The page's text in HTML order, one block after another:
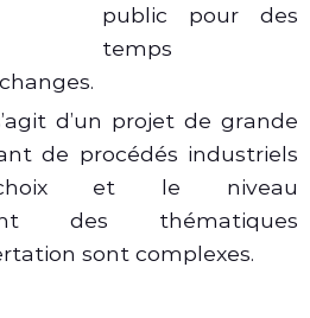
public pour des
temps
d’un projet de grande
de procédés industriels
et le niveau
des thématiques
sont complexes.